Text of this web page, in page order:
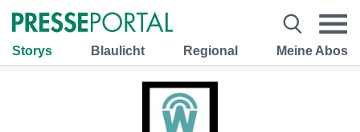
Storys Blaulicht Regional Meine Abos